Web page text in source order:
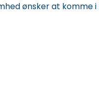
ønsker at komme i